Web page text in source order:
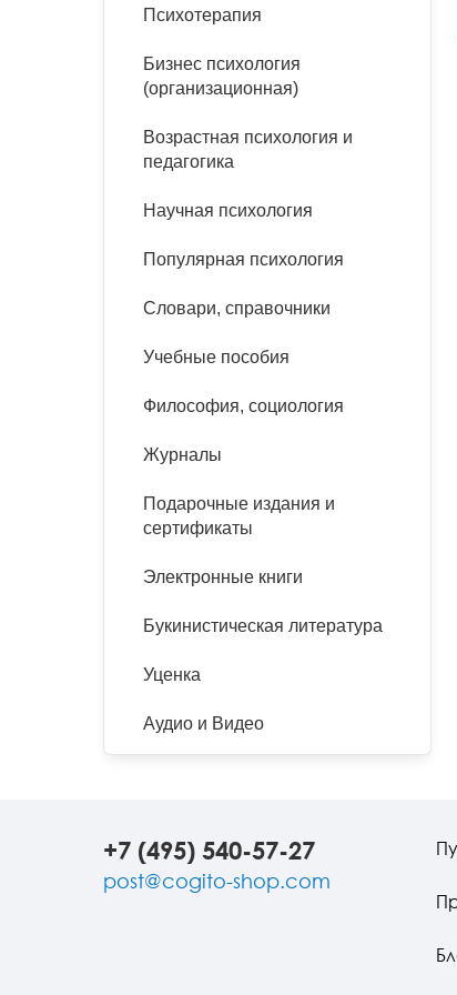
панические атаки
Психодрама
Сказкотерапия
психотерапии
Классический, эриксоновский
эргономика
Социальная психология
Психология развития
организационная психология
психоанализ
Психотерапия
Бизнес психология
(организационная)
Возрастная психология и
педагогика
Научная психология
Популярная психология
Словари, справочники
Учебные пособия
Философия, социология
Журналы
Подарочные издания и
сертификаты
Электронные книги
Букинистическая литература
Уценка
Аудио и Видео
+7 (495) 540-57-27
post@cogito-shop.com